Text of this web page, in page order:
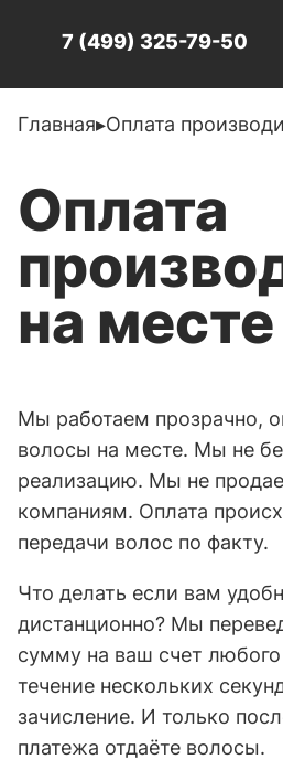
7 (499) 325-79-50
Главная▸Оплата
Оплата
на месте
Мы работаем прозрачно,
волосы на месте. Мы не
реализацию. Мы не
компаниям. Оплата
передачи волос по факту.
Что делать если вам
дистанционно? Мы
сумму на ваш счет
течение нескольких
зачисление. И только
платежа отдаёте волосы.